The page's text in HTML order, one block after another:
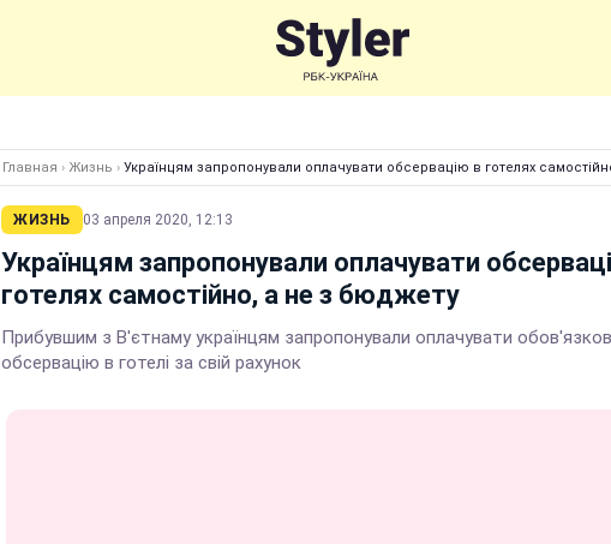
Главная › Жизнь › Українцям запропонували оплачувати обсервацію в готелях
ЖИЗНЬ 03 апреля 2020, 12:13
Українцям запропонували оплачувати
готелях самостійно, а не з бюджету
Прибувшим з В'єтнаму українцям запропонували оплачувати
обсервацію в готелі за свій рахунок